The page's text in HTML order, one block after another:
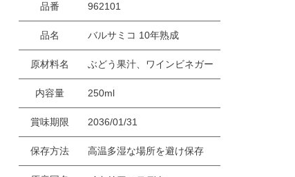
品番 962101
品名 バルサミコ 10年熟成
原材料名 ぶどう果汁、ワインビネガー
内容量 250ml
賞味期限 2036/01/31
保存方法 高温多湿な場所を避け保存